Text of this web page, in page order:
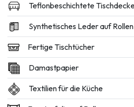
Synthetisches Leder auf Rollen
Fertige Tischtücher
Damastpapier
Textilien für die Küche